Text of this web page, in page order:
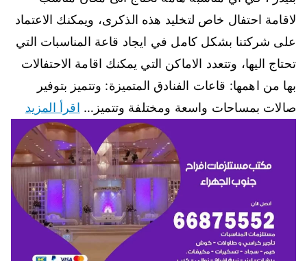
لاقامة احتفال خاص لتخليد هذه الذكرى، ويمكنك الاعتماد
على شركتنا بشكل كامل في ايجاد قاعة المناسبات التي
تحتاج اليها، وتتعدد الاماكن التي يمكنك اقامة الاحتفالات
بها من اهمها: قاعات الفنادق المتميزة: وتتميز بتوفير
صالات بمساحات واسعة ومختلفة وتتميز… اقرأ المزيد